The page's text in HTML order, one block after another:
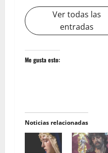
Ver todas las
entradas
Me gusta esto:
Noticias relacionadas